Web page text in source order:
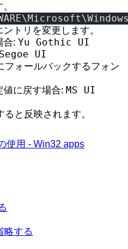
ントリを変更します。
合: Yu Gothic UI
Segoe UI
フォールバックするフォン
値に戻す場合: MS UI
と反映されます。
使用 - Win32 apps
略する